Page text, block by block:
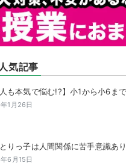
気記事
人も本気で悩む!?】小1から小6ま
1月26日
とりっ子は人間関係に苦手意識あ
6月15日